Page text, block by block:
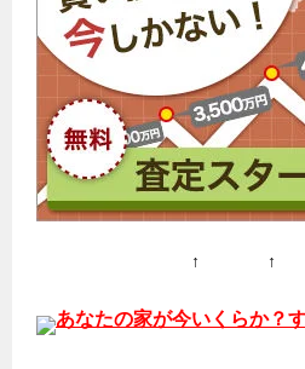
↑ ↑
あなたの家が今いくらか？